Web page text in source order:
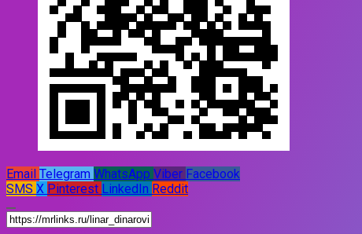
Email Telegram WhatsApp Viber Facebook
SMS X Pinterest LinkedIn Reddit